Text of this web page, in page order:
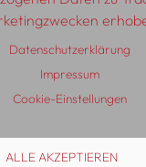
AGB
Auslieferung
Datenschutzerklärung
Impressum
Cookie-Einstellungen
ALLE AKZEPTIEREN